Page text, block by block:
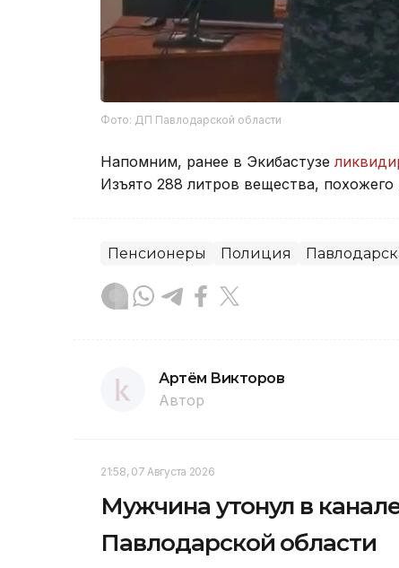
Фото: ДП Павлодарской области
Напомним, ранее в Экибастузе
Изъято 288 литров вещества, похожего
Пенсионеры Полиция
Артём Викторов
Автор
21:58, 07 Августа 2026
Мужчина утонул в
Павлодарской области